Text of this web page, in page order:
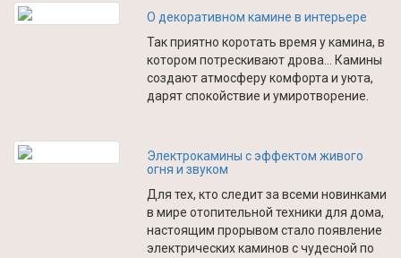
О декоративном камине в интерьере
Так приятно коротать время у камина, в
котором потрескивают дрова… Камины
создают атмосферу комфорта и уюта,
дарят спокойствие и умиротворение.
Электрокамины с эффектом живого
огня и звуком
Для тех, кто следит за всеми новинками
в мире отопительной техники для дома,
настоящим прорывом стало появление
электрических каминов с чудесной по